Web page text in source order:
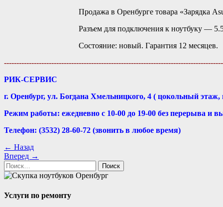
Продажа в Оренбурге товара «Зарядка
Разъем для подключения к ноутбуку —
Состояние: новый. Гарантия 12 месяцев.
РИК-СЕРВИС
г. Оренбург, ул. Богдана Хмельницкого, 4 ( цокольный этаж,
Режим работы: ежедневно с 10-00 до 19-00 без перерыва и
Телефон: (3532) 28-60-72 (звонить в любое время)
← Назад
Вперед →
Найти:
Услуги по ремонту